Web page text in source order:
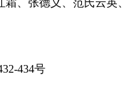
、张德义、范氏云英、
434号